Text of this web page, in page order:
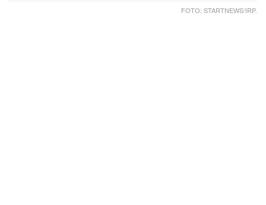
FOTO: STARTNEWS/IRP.